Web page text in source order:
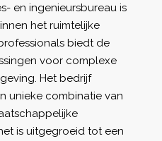
en ingenieursbureau is
het ruimtelijke
biedt de
voor complexe
Het bedrijf
unieke combinatie van
is uitgegroeid tot een